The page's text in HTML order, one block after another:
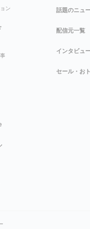
ン 話題のニュ
配信元一覧
インタビュ
セール・お